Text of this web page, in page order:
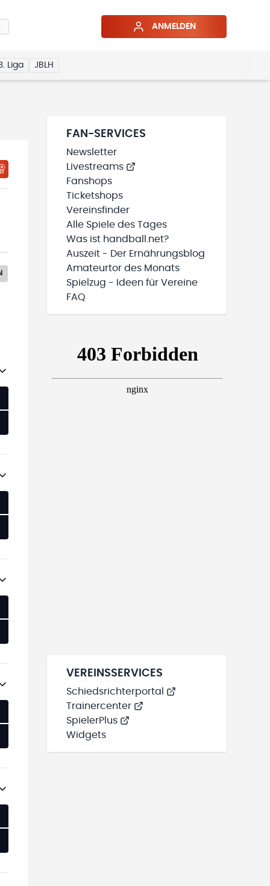
ANMELDEN
Liga JBLH
FAN-SERVICES
Newsletter
Livestreams
Fanshops
Ticketshops
Vereinsfinder
Alle Spiele des Tages
Was ist handball.net?
Auszeit - Der Ernährungsblog
Amateurtor des Monats
Spielzug - Ideen für Vereine
FAQ
VEREINSSERVICES
Schiedsrichterportal
Trainercenter
SpielerPlus
Widgets